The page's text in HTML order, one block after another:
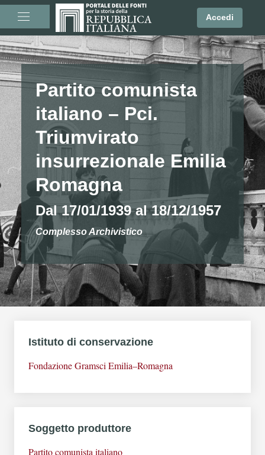
Accedi
Partito comunista
italiano – Pci.
Triumvirato
insurrezionale Emilia
Romagna
Dal 17/01/1939 al 18/12/1957
Complesso Archivistico
Istituto di conservazione
Fondazione Gramsci Emilia–Romagna
Soggetto produttore
Partito comunista italiano